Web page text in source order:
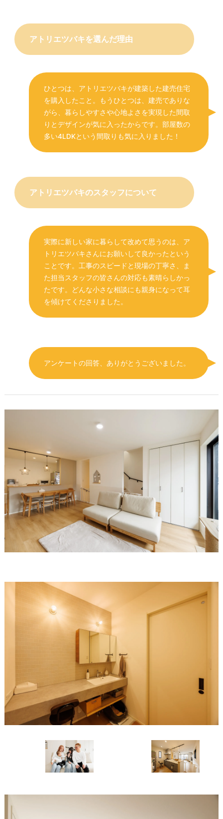
アトリエツバキを選んだ理由
ひとつは、アトリエツバキが建築した建売住宅
を購入したこと。もうひとつは、建売でありな
がら、暮らしやすさや心地よさを実現した間取
りとデザインが気に入ったからです。部屋数の
多い4LDKという間取りも気に入りました！
アトリエツバキのスタッフについて
実際に新しい家に暮らして改めて思うのは、ア
トリエツバキさんにお願いして良かったという
ことです。工事のスピードと現場の丁寧さ、ま
た担当スタッフの皆さんの対応も素晴らしかっ
たです。どんな小さな相談にも親身になって耳
を傾けてくださりました。
アンケートの回答、ありがとうございました。